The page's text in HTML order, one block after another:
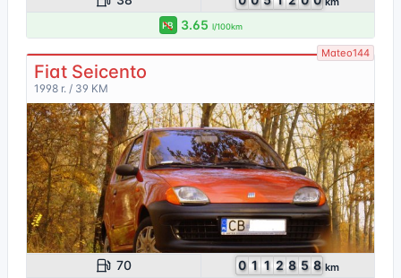
PB 3.65 l/100km
Mateo144
Fiat Seicento
1998 r. / 39 KM
70 0 1 1 2 8 5 8 km